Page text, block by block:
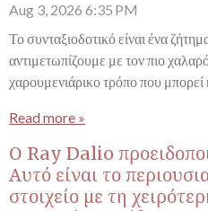
Aug 3, 2026 6:35 PM
Το συνταξιοδοτικό είναι ένα
αντιμετωπίζουμε με τον πιο
χαρουμενιάρικο τρόπο που μπορεί
Read more »
Ο Ray Dalio
Αυτό είναι το
στοιχείο με τη